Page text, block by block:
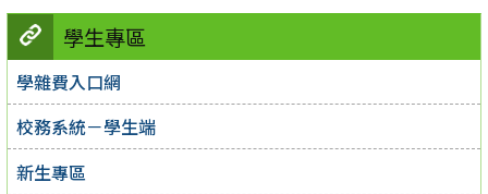
學生專區
學雜費入口網
校務系統－學生端
新生專區